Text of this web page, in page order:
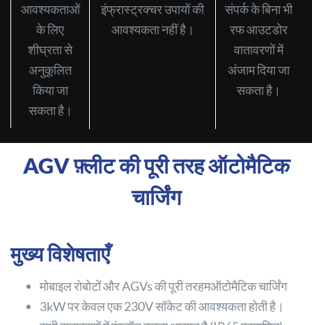
आवश्यकताओं
के लिए
शीघ्रता से
अनुकूलित
किया जा
सकता है।
इंफ्रास्ट्रक्चर उपायों की
आवश्यकता नहीं है।
संपर्क के बिना भी
रफ आउटडोर
वातावरणों में
अंजाम दिया जा
सकता है।
AGV फ़्लीट की पूरी तरह ऑटोमैटिक
चार्जिंग
मुख्य विशेषताएँ
मोबाइल रोबोटों और AGVs की पूरी तरहमऑटोमैटिक चार्जिंग
3kW पर केवल एक 230V सॉकेट की आवश्यकता होती है।